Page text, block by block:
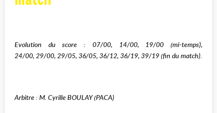
Evolution du score : 07/00, 14/00, 19/00 (mi-temps),
24/00, 29/00, 29/05, 36/05, 36/12, 36/19, 39/19 (fin du match).
Arbitre : M. Cyrille BOULAY (PACA)